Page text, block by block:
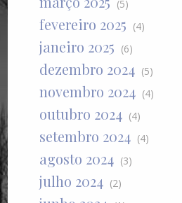
(5)
fevereiro 2025 (4)
janeiro 2025 (6)
dezembro 2024 (5)
novembro 2024 (4)
outubro 2024 (4)
setembro 2024 (4)
agosto 2024 (3)
julho 2024 (2)